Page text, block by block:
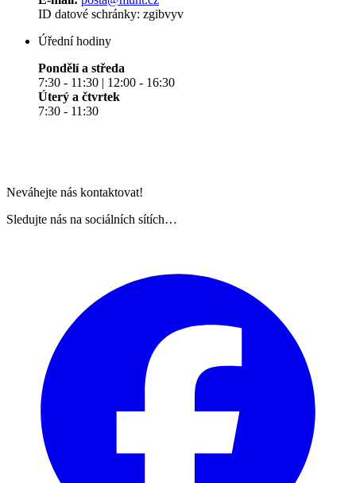
ID datové schránky: zgibvyv
Úřední hodiny
Pondělí a středa
7:30 - 11:30 | 12:00 - 16:30
Úterý a čtvrtek
7:30 - 11:30
Neváhejte nás kontaktovat!
Sledujte nás na sociálních sítích…